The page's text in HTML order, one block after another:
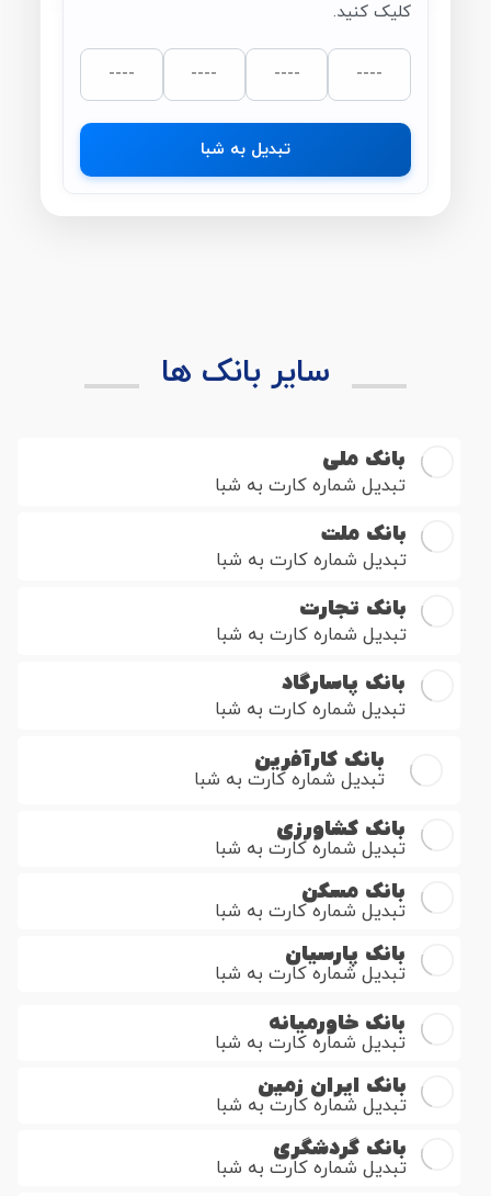
کلیک کنید.
تبدیل به شبا
سایر بانک ها
بانک ملی
تبدیل شماره کارت به شبا
بانک ملت
تبدیل شماره کارت به شبا
بانک تجارت
تبدیل شماره کارت به شبا
بانک پاسارگاد
تبدیل شماره کارت به شبا
بانک کارآفرین
تبدیل شماره کارت به شبا
بانک کشاورزی
تبدیل شماره کارت به شبا
بانک مسکن
تبدیل شماره کارت به شبا
بانک پارسیان
تبدیل شماره کارت به شبا
بانک خاورمیانه
تبدیل شماره کارت به شبا
بانک ایران زمین
تبدیل شماره کارت به شبا
بانک گردشگری
تبدیل شماره کارت به شبا